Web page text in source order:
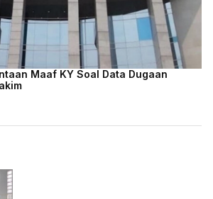
Maaf KY Soal Data Dugaan